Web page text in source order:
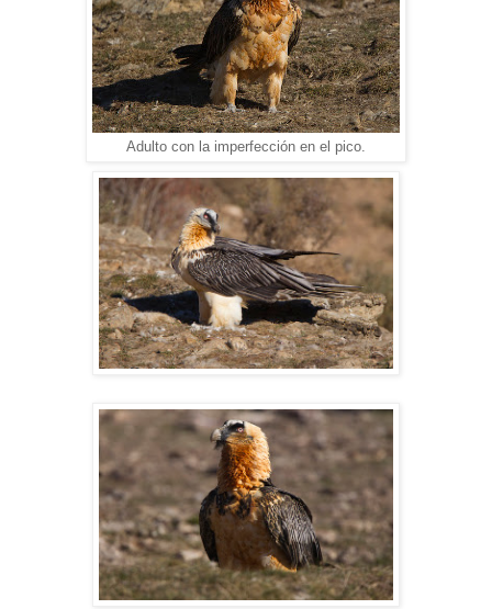
Adulto con la imperfección en el pico.